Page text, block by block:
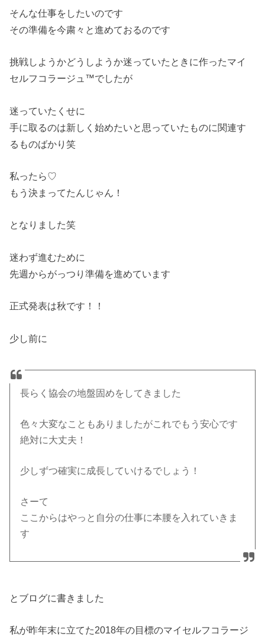
そんな仕事をしたいのです
その準備を今粛々と進めておるのです
挑戦しようかどうしようか迷っていたときに作ったマイ
セルフコラージュ™でしたが
迷っていたくせに
手に取るのは新しく始めたいと思っていたものに関連す
るものばかり笑
私ったら♡
もう決まってたんじゃん！
となりました笑
迷わず進むために
先週からがっつり準備を進めています
正式発表は秋です！！
少し前に
長らく協会の地盤固めをしてきました
色々大変なこともありましたがこれでもう安心です
絶対に大丈夫！
少しずつ確実に成長していけるでしょう！
さーて
ここからはやっと自分の仕事に本腰を入れていきま
す
とブログに書きました
私が昨年末に立てた2018年の目標のマイセルフコラージ